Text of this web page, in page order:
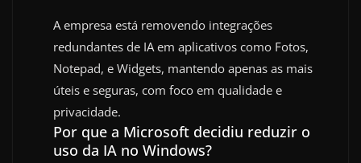
A empresa está removendo integrações
redundantes de IA em aplicativos como Fotos,
Notepad, e Widgets, mantendo apenas as mais
úteis e seguras, com foco em qualidade e
privacidade.
Por que a Microsoft decidiu reduzir o
uso da IA no Windows?